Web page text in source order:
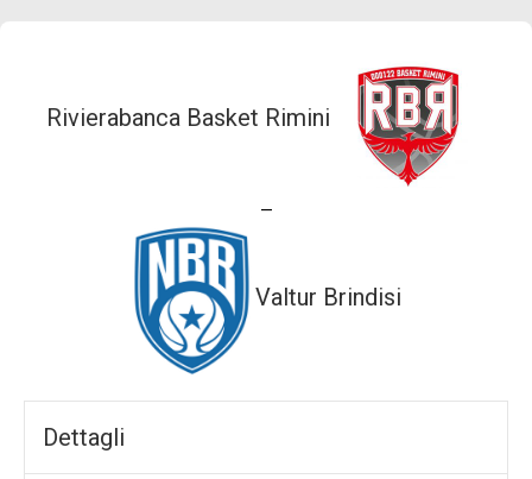
Rivierabanca Basket Rimini
—
Valtur Brindisi
Dettagli